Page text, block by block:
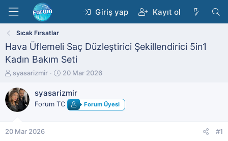
Giriş yap Kayıt ol
Sıcak Fırsatlar
Hava Üflemeli Saç Düzleştirici Şekillendirici 5in1
Kadın Bakım Seti
K
n
b
u
u
b
syasarizmir
B
ş
l
a
20 Mar 2026
syasarizmir
Forum TC Forum Üyesi
20 Mar 2026 #1